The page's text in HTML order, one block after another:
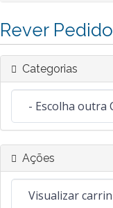
Rever Pedido
Categorias
Ações